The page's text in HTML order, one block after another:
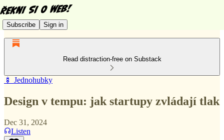
Subscribe Sign in
Read distraction-free on Substack
🍢 Jednohubky
Design v tempu: jak startupy zvládají tlak
Dec 31, 2024
Listen